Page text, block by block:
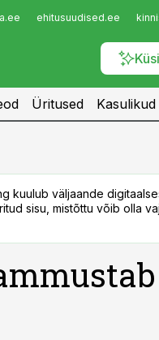
ehitusuudised.ee
Üritused Kasulikud
kuulub väljaande
sisu, mistõttu võib olla